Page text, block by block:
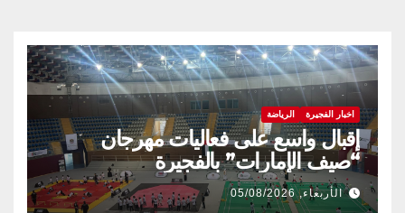
اخبار الفجيرة الرياضة
إقبال واسع على فعاليات مهرجان
“صيف الإمارات” بالفجيرة
الأربعاء, 05/08/2026